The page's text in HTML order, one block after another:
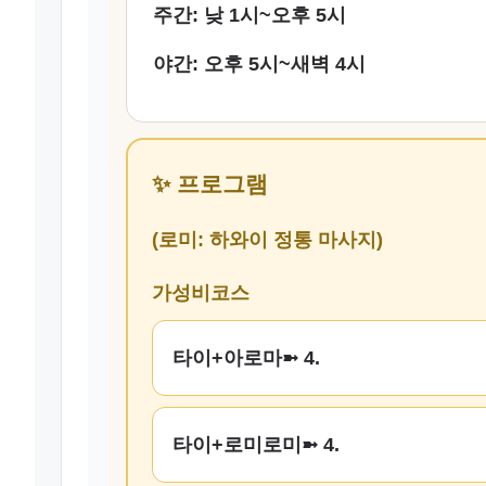
주간: 낮 1시~오후 5시
야간: 오후 5시~새벽 4시
✨ 프로그램
(로미: 하와이 정통 마사지)
가성비코스
타이+아로마➼ 4.
타이+로미로미➼ 4.